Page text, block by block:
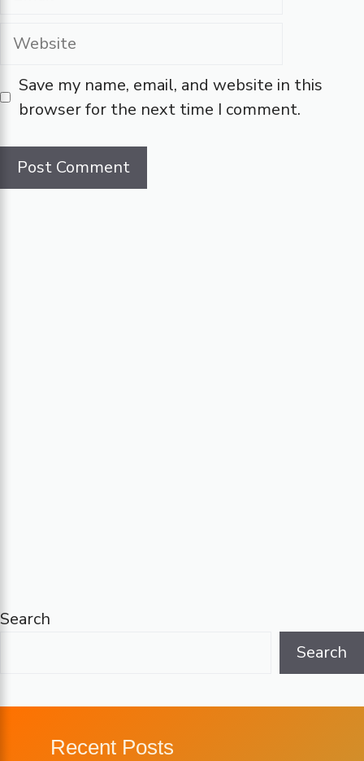
Website
Save my name, email, and website in this
browser for the next time I comment.
Search
Search
Recent Posts